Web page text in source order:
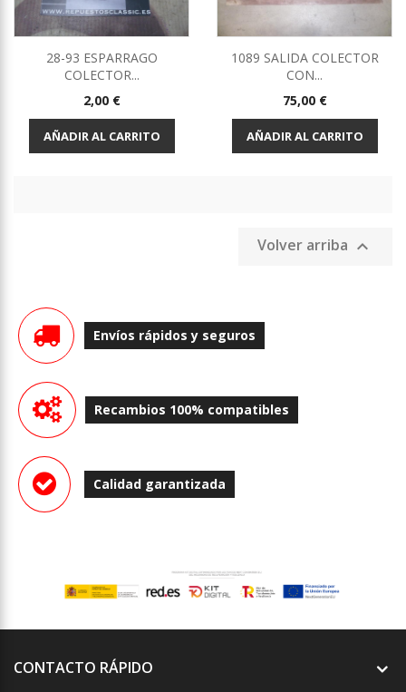
28-93 ESPARRAGO
COLECTOR...
Precio
2,00 €
AÑADIR AL CARRITO
1089 SALIDA COLECTOR
CON...
Precio
75,00 €
AÑADIR AL CARRITO
Volver arriba 
Envíos rápidos y seguros
Recambios 100% compatibles
Calidad garantizada
CONTACTO RÁPIDO